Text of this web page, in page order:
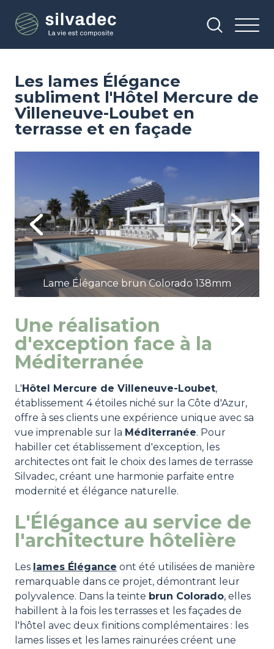
contenu
Les lames Élégance
subliment l'Hôtel Mercure de
Villeneuve-Loubet en
terrasse et en façade
Previous
Lame Élégance brun Colorado 138mm
Next
Une réalisation
d'exception face à la
Méditerranée
L'Hôtel Mercure de Villeneuve-Loubet,
établissement 4 étoiles niché sur la Côte d'Azur,
offre à ses clients une expérience unique avec sa
vue imprenable sur la Méditerranée. Pour
habiller cet établissement d'exception, les
architectes ont fait le choix des lames de terrasse
Silvadec, créant une harmonie parfaite entre
modernité et élégance naturelle.
L'Élégance au service de
l'architecture hôtelière
Les lames Élégance ont été utilisées de manière
remarquable dans ce projet, démontrant leur
polyvalence. Dans la teinte brun Colorado, elles
habillent à la fois les terrasses et les façades de
l'hôtel avec deux finitions complémentaires : les
lames lisses et les lames rainurées créent une